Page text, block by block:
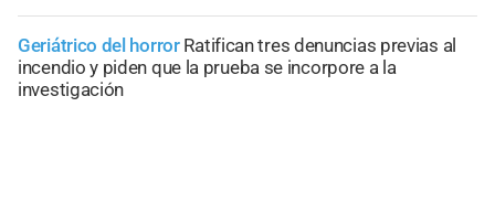
Geriátrico del horror Ratifican tres denuncias previas al
incendio y piden que la prueba se incorpore a la
investigación